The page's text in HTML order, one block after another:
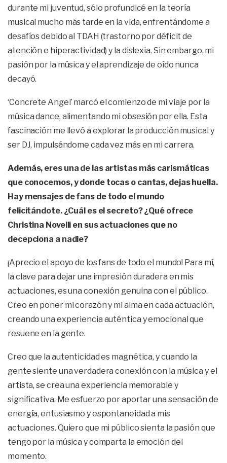
durante mi juventud, sólo profundicé en la teoría
musical mucho más tarde en la vida, enfrentándome a
desafíos debido al TDAH (trastorno por déficit de
atención e hiperactividad) y la dislexia. Sin embargo, mi
pasión por la música y el aprendizaje de oído nunca
decayó.
‘Concrete Angel’ marcó el comienzo de mi viaje por la
música dance, alimentando mi obsesión por ella. Esta
fascinación me llevó a explorar la producción musical y
ser DJ, impulsándome cada vez más en mi carrera.
Además, eres una de las artistas más carismáticas
que conocemos, y donde tocas o cantas, dejas huella.
Hay mensajes de fans de todo el mundo
felicitándote. ¿Cuál es el secreto? ¿Qué ofrece
Christina Novelli en sus actuaciones que no
decepciona a nadie?
¡Aprecio el apoyo de los fans de todo el mundo! Para mí,
la clave para dejar una impresión duradera en mis
actuaciones, es una conexión genuina con el público.
Creo en poner mi corazón y mi alma en cada actuación,
creando una experiencia auténtica y emocional que
resuene en la gente.
Creo que la autenticidad es magnética, y cuando la
gente siente una verdadera conexión con la música y el
artista, se crea una experiencia memorable y
significativa. Me esfuerzo por aportar una sensación de
energía, entusiasmo y espontaneidad a mis
actuaciones. Quiero que mi público sienta la pasión que
tengo por la música y comparta la emoción del
momento.